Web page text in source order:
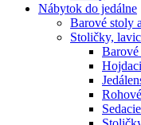
Nábytok do jedálne
Barové stoly
Stoličky,